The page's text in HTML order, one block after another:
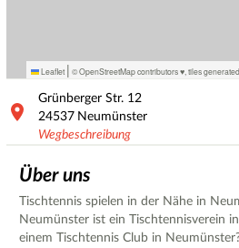
Leaflet | © OpenStreetMap contributors ♥, tiles
Grünberger Str. 12
24537 Neumünster
Wegbeschreibung
Über uns
Tischtennis spielen in der Nähe in
Neumünster ist ein Tischtennisverein
einem Tischtennis Club in